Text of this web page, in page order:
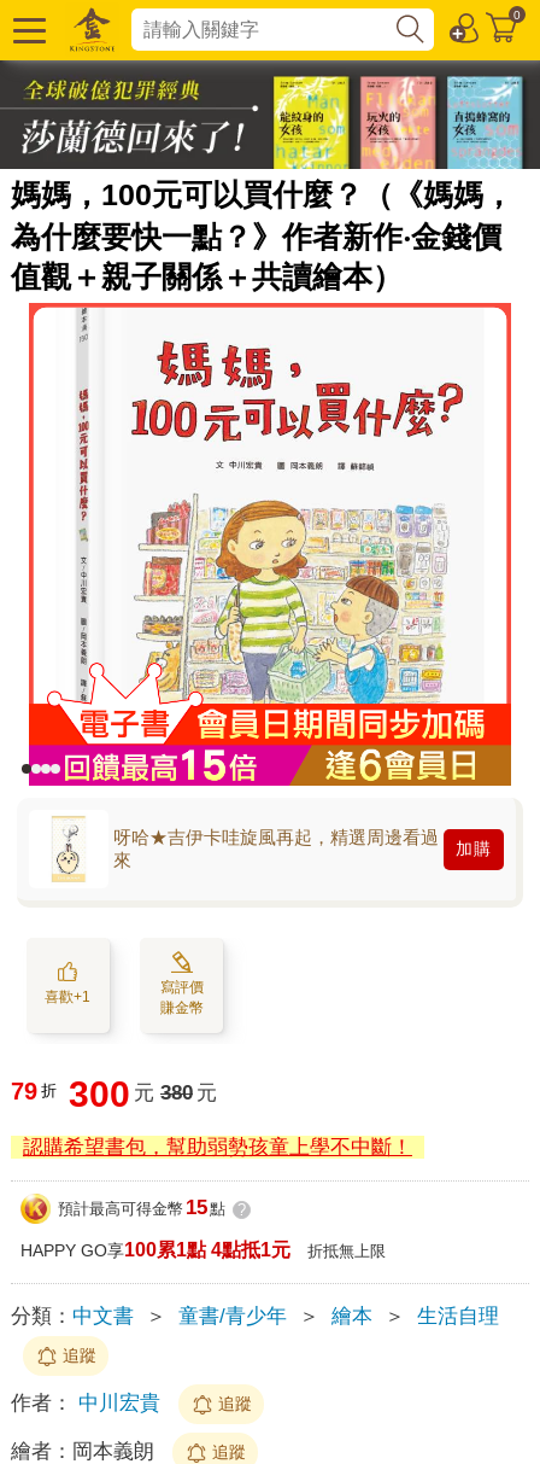
0
媽媽，100元可以買什麼？（《媽媽，
為什麼要快一點？》作者新作‧金錢價
值觀＋親子關係＋共讀繪本）
呀哈★吉伊卡哇旋風再起，精選周邊看過
來
加購
喜歡+1
寫評價
賺金幣
79 折 300 元 380 元
認購希望書包，幫助弱勢孩童上學不中斷！
預計最高可得金幣 15點 ?
HAPPY GO享100累1點 4點抵1元 折抵無上限
分類： 中文書 ＞ 童書/青少年 ＞ 繪本 ＞ 生活自理
追蹤
作者： 中川宏貴 追蹤
繪者： 岡本義朗 追蹤